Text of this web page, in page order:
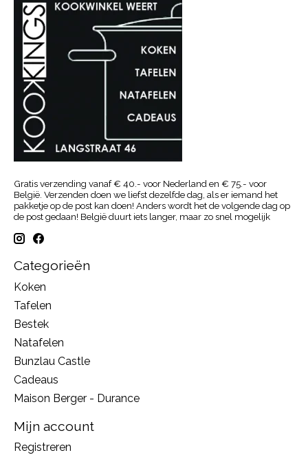
Gratis verzending vanaf € 40.- voor Nederland en € 75.- voor
België. Verzenden doen we liefst dezelfde dag, als er iemand het
pakketje op de post kan doen! Anders wordt het de volgende dag op
de post gedaan! België duurt iets langer, maar zo snel mogelijk
Categorieën
Koken
Tafelen
Bestek
Natafelen
Bunzlau Castle
Cadeaus
Maison Berger - Durance
Mijn account
Registreren